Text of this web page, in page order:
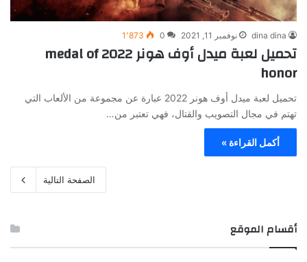
dina dina نوفمبر 11, 2021 0 1٬873
تحميل لعبة ميدل أوف هونر 2022 medal of
honor
تحميل لعبة ميدل أوف هونر 2022 عبارة عن مجموعة من الألعاب التي
تهتم في مجال التصويب والقتال، فهي تعتبر من…
أكمل القراءة »
الصفحة التالية
أقسام الموقع